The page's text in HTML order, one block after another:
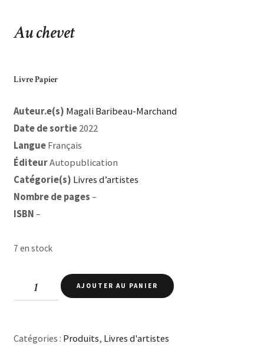
Au chevet
Livre Papier
Auteur.e(s) Magali Baribeau-Marchand
Date de sortie2022
LangueFrançais
ÉditeurAutopublication
Catégorie(s) Livres d’artistes
Nombre de pages–
ISBN–
7 en stock
AJOUTER AU PANIER
Catégories : Produits, Livres d'artistes